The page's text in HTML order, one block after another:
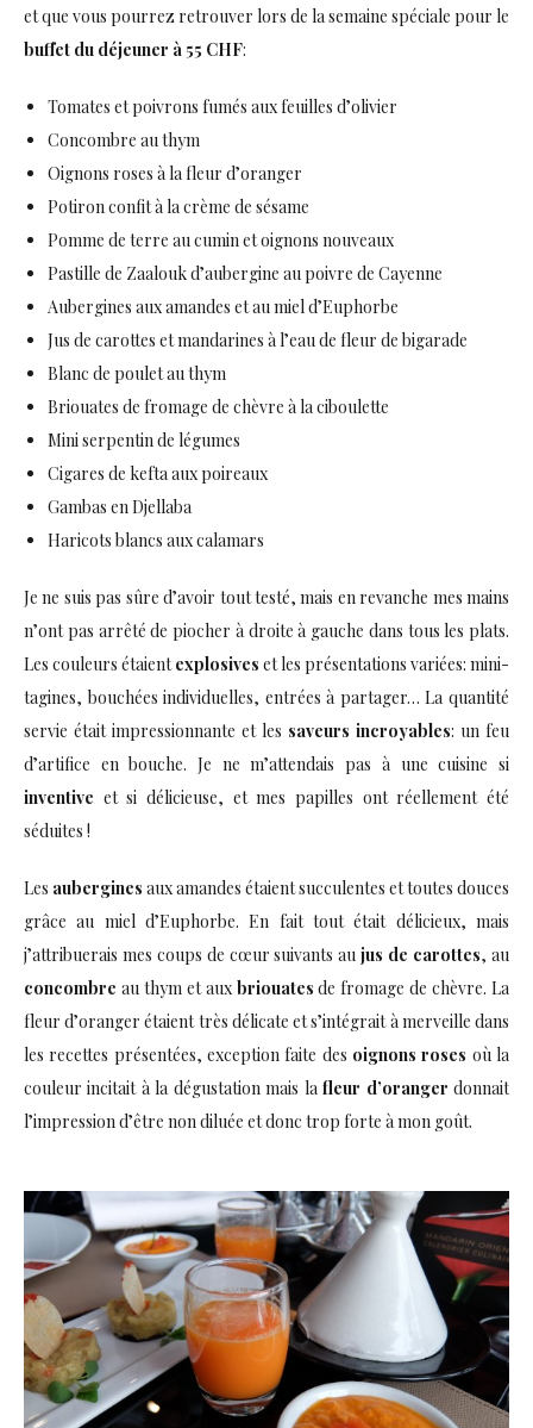
et que vous pourrez retrouver lors de la semaine spéciale pour le
buffet du déjeuner à 55 CHF:
Tomates et poivrons fumés aux feuilles d’olivier
Concombre au thym
Oignons roses à la fleur d’oranger
Potiron confit à la crème de sésame
Pomme de terre au cumin et oignons nouveaux
Pastille de Zaalouk d’aubergine au poivre de Cayenne
Aubergines aux amandes et au miel d’Euphorbe
Jus de carottes et mandarines à l’eau de fleur de bigarade
Blanc de poulet au thym
Briouates de fromage de chèvre à la ciboulette
Mini serpentin de légumes
Cigares de kefta aux poireaux
Gambas en Djellaba
Haricots blancs aux calamars
Je ne suis pas sûre d’avoir tout testé, mais en revanche mes mains
n’ont pas arrêté de piocher à droite à gauche dans tous les plats.
Les couleurs étaientexplosives et les présentations variées: mini-
tagines, bouchées individuelles, entrées à partager… La quantité
servie était impressionnante et les saveurs incroyables: un feu
d’artifice en bouche. Je ne m’attendais pas à une cuisine si
inventive et si délicieuse, et mes papilles ont réellement été
séduites !
Les aubergines aux amandes étaient succulentes et toutes douces
grâce au miel d’Euphorbe. En fait tout était délicieux, mais
j’attribuerais mes coups de cœur suivants aujus de carottes, au
concombre au thym et aux briouates de fromage de chèvre. La
fleur d’oranger étaient très délicate et s’intégrait à merveille dans
les recettes présentées, exception faite des oignons roses où la
couleur incitait à la dégustation mais lafleur d’oranger donnait
l’impression d’être non diluée et donc trop forte à mon goût.